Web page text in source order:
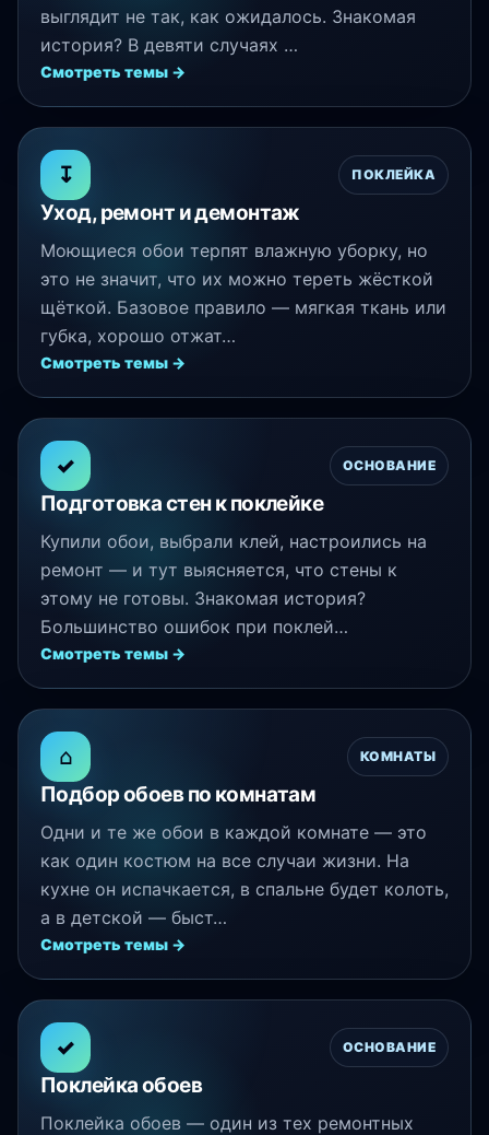
выглядит не так, как ожидалось. Знакомая
история? В девяти случаях …
Смотреть темы →
↧ ПОКЛЕЙКА
Уход, ремонт и демонтаж
Моющиеся обои терпят влажную уборку, но
это не значит, что их можно тереть жёсткой
щёткой. Базовое правило — мягкая ткань или
губка, хорошо отжат…
Смотреть темы →
✓ ОСНОВАНИЕ
Подготовка стен к поклейке
Купили обои, выбрали клей, настроились на
ремонт — и тут выясняется, что стены к
этому не готовы. Знакомая история?
Большинство ошибок при поклей…
Смотреть темы →
⌂ КОМНАТЫ
Подбор обоев по комнатам
Одни и те же обои в каждой комнате — это
как один костюм на все случаи жизни. На
кухне он испачкается, в спальне будет колоть,
а в детской — быст…
Смотреть темы →
✓ ОСНОВАНИЕ
Поклейка обоев
Поклейка обоев — один из тех ремонтных